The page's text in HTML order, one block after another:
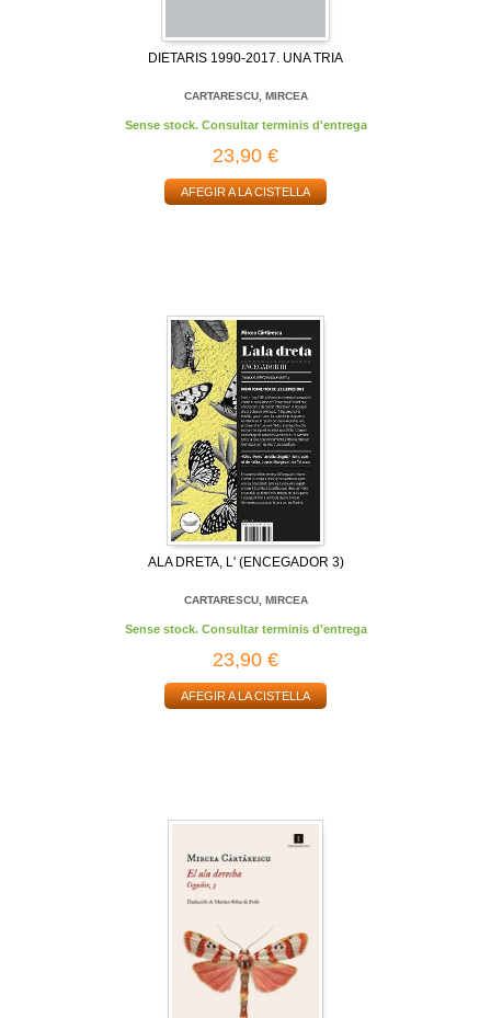
DIETARIS 1990-2017. UNA TRIA
CARTARESCU, MIRCEA
Sense stock. Consultar terminis d'entrega
23,90 €
AFEGIR A LA CISTELLA
ALA DRETA, L' (ENCEGADOR 3)
CARTARESCU, MIRCEA
Sense stock. Consultar terminis d'entrega
23,90 €
AFEGIR A LA CISTELLA